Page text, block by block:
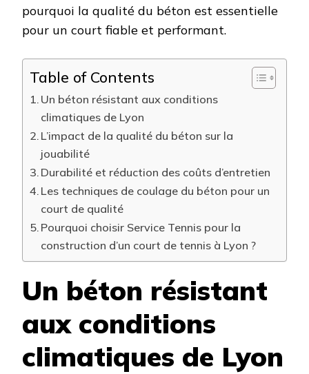
pourquoi la qualité du béton est essentielle
pour un court fiable et performant.
Table of Contents
Un béton résistant aux conditions
climatiques de Lyon
L’impact de la qualité du béton sur la
jouabilité
Durabilité et réduction des coûts d’entretien
Les techniques de coulage du béton pour un
court de qualité
Pourquoi choisir Service Tennis pour la
construction d’un court de tennis à Lyon ?
Un béton résistant
aux conditions
climatiques de Lyon